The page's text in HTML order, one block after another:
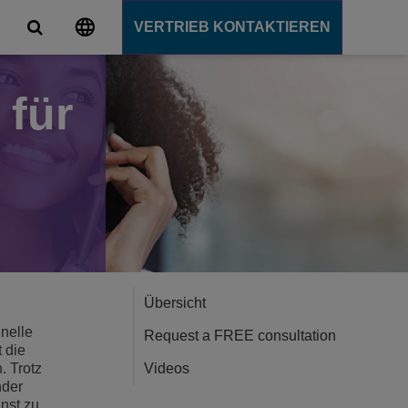
VERTRIEB KONTAKTIEREN
für
die
Trotz
zu
Übersicht
Request a FREE consultation
Videos